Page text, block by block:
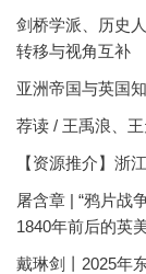
剑桥学派、历史
转移与视角互补
亚洲帝国与英国
荐读 / 王禹浪、
【资源推介】浙
屠含章 | “鸦片战
1840年前后的英
戴琳剑丨2025年